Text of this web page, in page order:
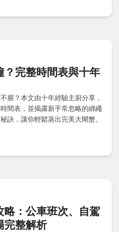
？完整時間表與十年
腥？本文由十年經驗主廚分享，
間表，並揭露新手常忽略的綁繩
訣，讓你輕鬆蒸出完美大閘蟹。
略：公車班次、自駕
完整解析